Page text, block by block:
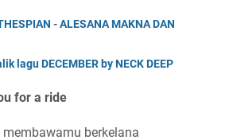
- ALESANA MAKNA DAN
lagu DECEMBER by NECK DEEP
for a ride
berkelana